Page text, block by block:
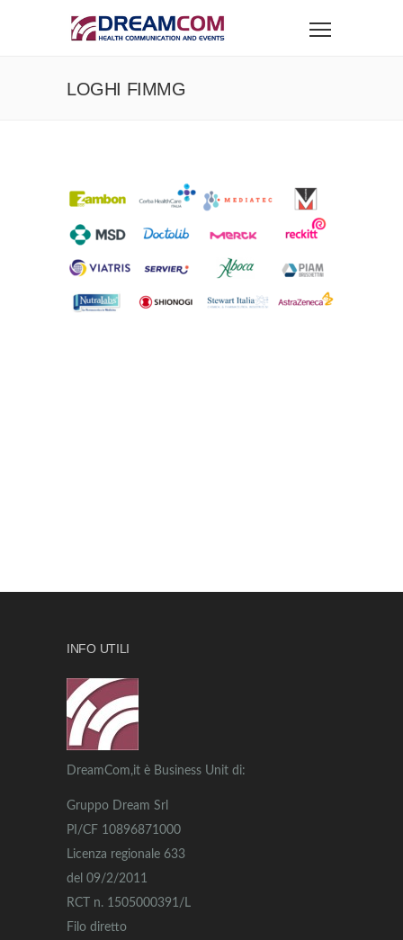
LOGHI FIMMG
INFO UTILI
DreamCom,it è Business Unit di:
Gruppo Dream Srl
PI/CF 10896871000
Licenza regionale 633
del 09/2/2011
RCT n. 1505000391/L
Filo diretto